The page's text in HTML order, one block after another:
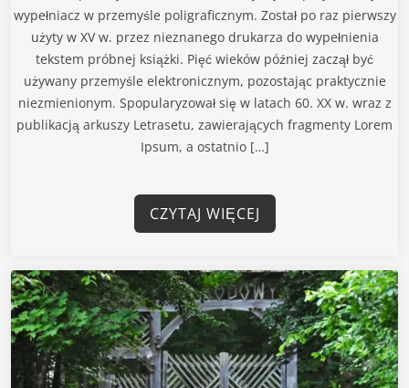
wypełniacz w przemyśle poligraficznym. Został po raz pierwszy
użyty w XV w. przez nieznanego drukarza do wypełnienia
tekstem próbnej książki. Pięć wieków później zaczął być
używany przemyśle elektronicznym, pozostając praktycznie
niezmienionym. Spopularyzował się w latach 60. XX w. wraz z
publikacją arkuszy Letrasetu, zawierających fragmenty Lorem
Ipsum, a ostatnio […]
CZYTAJ WIĘCEJ